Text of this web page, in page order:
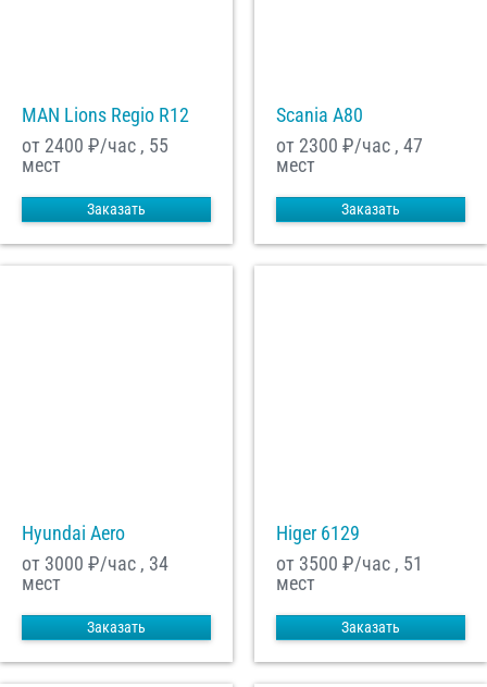
MAN Lions Regio R12
от 2400 ₽/час , 55
мест
Заказать
Scania A80
от 2300 ₽/час , 47
мест
Заказать
Hyundai Aero
от 3000 ₽/час , 34
мест
Заказать
Higer 6129
от 3500 ₽/час , 51
мест
Заказать